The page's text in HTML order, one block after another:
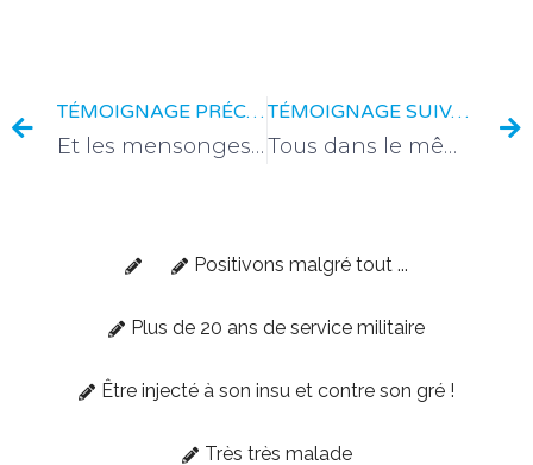
TÉMOIGNAGE PRÉCÉDENT
Et les mensonges continuent
TÉMOIGNAGE SUIVANT
Tous dans le même bateau désormais
Positivons malgré tout ...
Plus de 20 ans de service militaire
Être injecté à son insu et contre son gré !
Très très malade